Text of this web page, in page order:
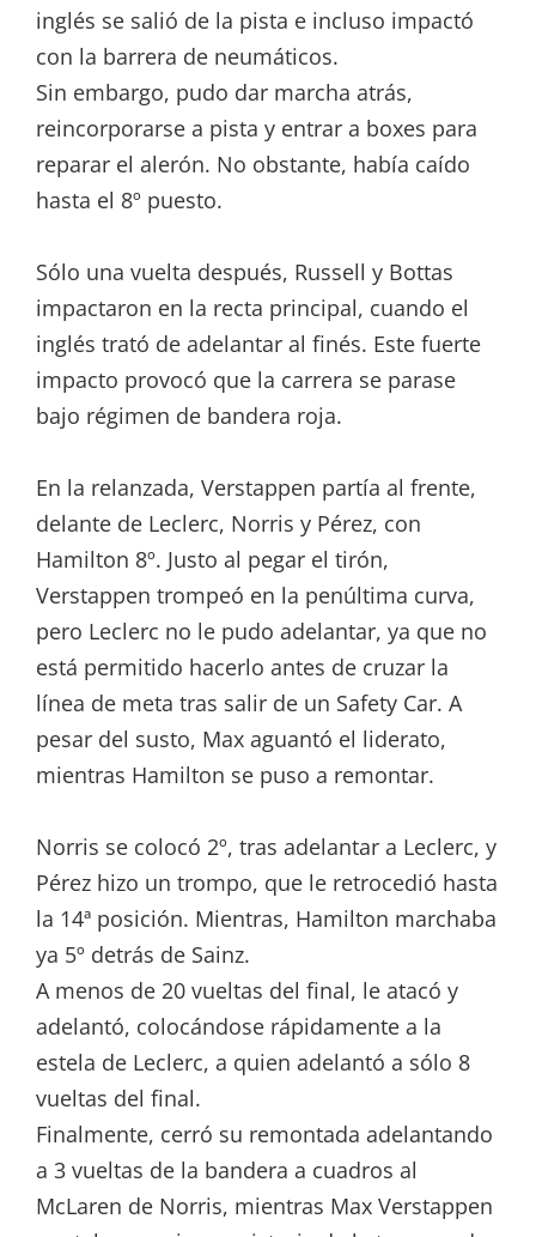
inglés se salió de la pista e incluso impactó
con la barrera de neumáticos.
Sin embargo, pudo dar marcha atrás,
reincorporarse a pista y entrar a boxes para
reparar el alerón. No obstante, había caído
hasta el 8º puesto.
Sólo una vuelta después, Russell y Bottas
impactaron en la recta principal, cuando el
inglés trató de adelantar al finés. Este fuerte
impacto provocó que la carrera se parase
bajo régimen de bandera roja.
En la relanzada, Verstappen partía al frente,
delante de Leclerc, Norris y Pérez, con
Hamilton 8º. Justo al pegar el tirón,
Verstappen trompeó en la penúltima curva,
pero Leclerc no le pudo adelantar, ya que no
está permitido hacerlo antes de cruzar la
línea de meta tras salir de un Safety Car. A
pesar del susto, Max aguantó el liderato,
mientras Hamilton se puso a remontar.
Norris se colocó 2º, tras adelantar a Leclerc, y
Pérez hizo un trompo, que le retrocedió hasta
la 14ª posición. Mientras, Hamilton marchaba
ya 5º detrás de Sainz.
A menos de 20 vueltas del final, le atacó y
adelantó, colocándose rápidamente a la
estela de Leclerc, a quien adelantó a sólo 8
vueltas del final.
Finalmente, cerró su remontada adelantando
a 3 vueltas de la bandera a cuadros al
McLaren de Norris, mientras Max Verstappen